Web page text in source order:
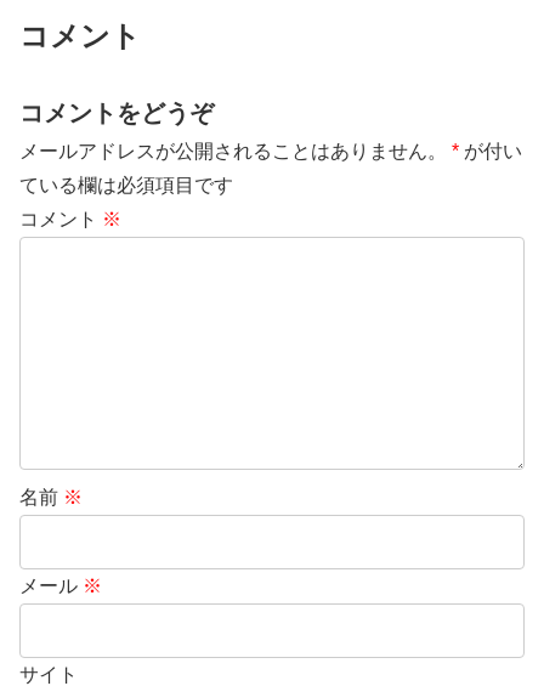
コメント
コメントをどうぞ
メールアドレスが公開されることはありません。 * が付い
ている欄は必須項目です
コメント ※
名前 ※
メール ※
サイト